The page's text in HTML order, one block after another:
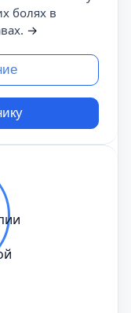
болях в
→